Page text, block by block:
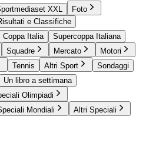
XXL
Foto
e Classifiche
Coppa Italia
Supercoppa Italiana
Squadre Mercato
Motori
Tennis Altri Sport
Sondaggi
Un libro a settimana
Olimpiadi
Mondiali Altri Speciali